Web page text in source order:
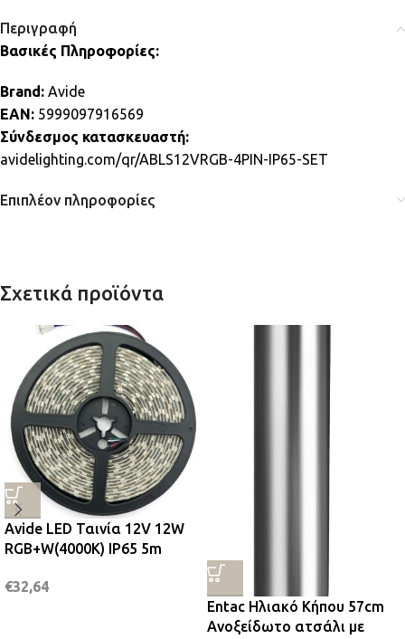
Περιγραφή
Βασικές Πληροφορίες:
Brand: Avide
EAN: 5999097916569
Σύνδεσμος κατασκευαστή:
avidelighting.com/qr/ABLS12VRGB-4PIN-IP65-SET
Επιπλέον πληροφορίες
Σχετικά προϊόντα
Avide LED Ταινία 12V 12W
RGB+W(4000K) IP65 5m
€32,64
Entac Ηλιακό Κήπου 57cm
Ανοξείδωτο ατσάλι με